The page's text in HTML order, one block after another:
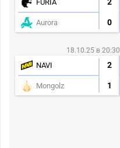
FURIA
Aurora 0
18.10.25 в 20:30
NAVI 2
Mongolz 1